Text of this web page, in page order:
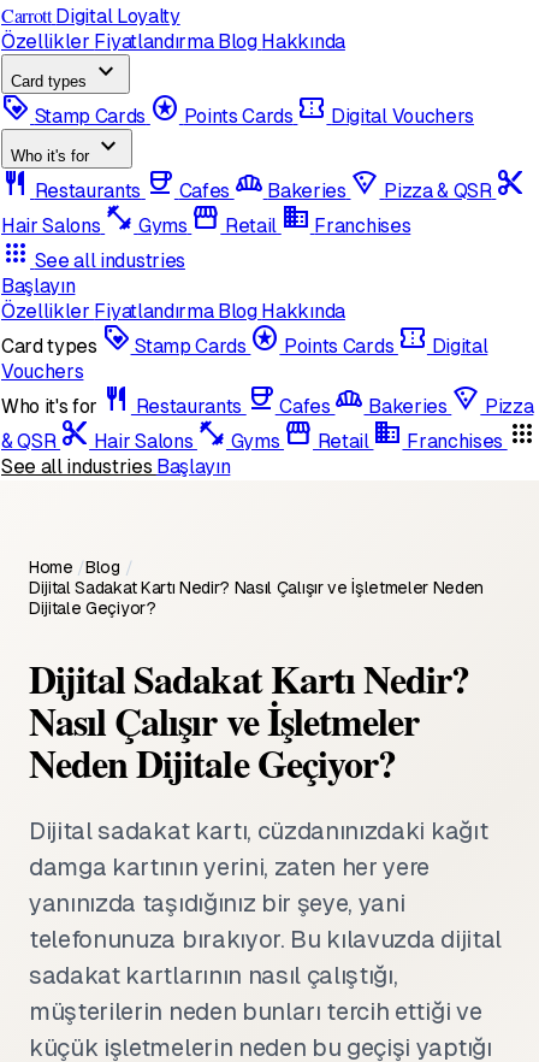
Carrott Digital Loyalty
Özellikler Fiyatlandırma Blog Hakkında
Card types
expand_more
loyalty Stamp Cards stars Points Cards confirmation_number Digital Vouchers
Who it's for expand_more
restaurant Restaurants coffee Cafes bakery_dining Bakeries local_pizza Pizza & QSR content_cut
Hair Salons fitness_center Gyms storefront Retail domain Franchises
apps See all industries
Başlayın
Özellikler Fiyatlandırma Blog Hakkında
Card types loyalty Stamp Cards stars Points Cards confirmation_number Digital
Vouchers
Who it's for restaurant Restaurants coffee Cafes bakery_dining Bakeries local_pizza Pizza
& QSR content_cut Hair Salons fitness_center Gyms storefront Retail domain Franchises apps
See all industries Başlayın
Home /Blog /
Dijital Sadakat Kartı Nedir? Nasıl Çalışır ve İşletmeler Neden
Dijitale Geçiyor?
Dijital Sadakat Kartı Nedir?
Nasıl Çalışır ve İşletmeler
Neden Dijitale Geçiyor?
Dijital sadakat kartı, cüzdanınızdaki kağıt
damga kartının yerini, zaten her yere
yanınızda taşıdığınız bir şeye, yani
telefonunuza bırakıyor. Bu kılavuzda dijital
sadakat kartlarının nasıl çalıştığı,
müşterilerin neden bunları tercih ettiği ve
küçük işletmelerin neden bu geçişi yaptığı